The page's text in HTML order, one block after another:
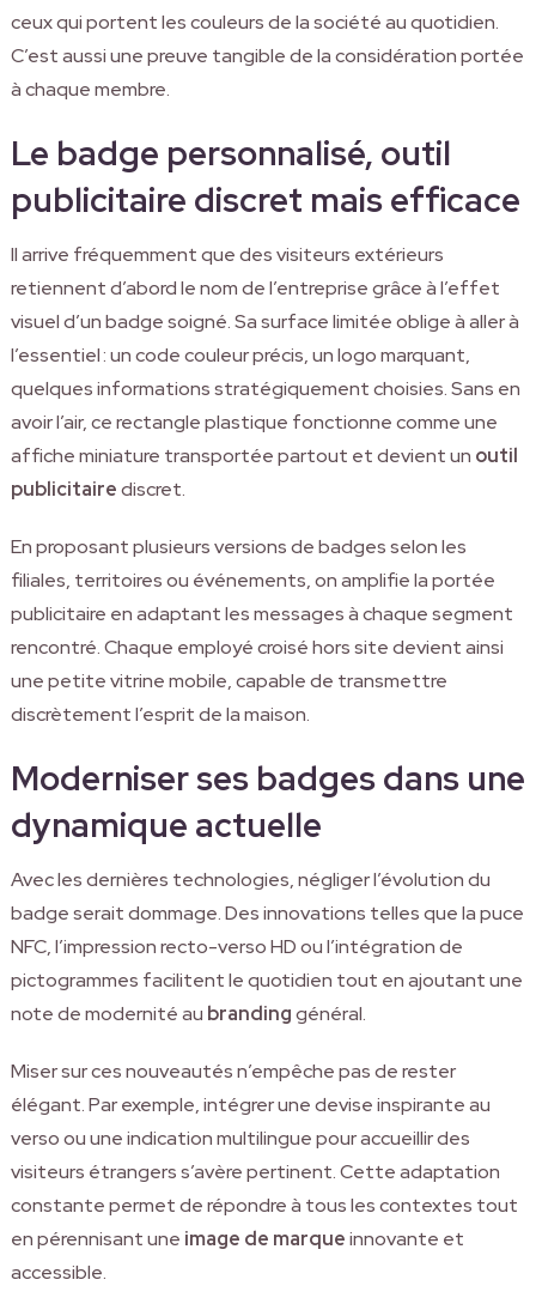
ceux qui portent les couleurs de la société au quotidien.
C’est aussi une preuve tangible de la considération portée
à chaque membre.
Le badge personnalisé, outil
publicitaire discret mais efficace
Il arrive fréquemment que des visiteurs extérieurs
retiennent d’abord le nom de l’entreprise grâce à l’effet
visuel d’un badge soigné. Sa surface limitée oblige à aller à
l’essentiel : un code couleur précis, un logo marquant,
quelques informations stratégiquement choisies. Sans en
avoir l’air, ce rectangle plastique fonctionne comme une
affiche miniature transportée partout et devient un outil
publicitairediscret.
En proposant plusieurs versions de badges selon les
filiales, territoires ou événements, on amplifie la portée
publicitaire en adaptant les messages à chaque segment
rencontré. Chaque employé croisé hors site devient ainsi
une petite vitrine mobile, capable de transmettre
discrètement l’esprit de la maison.
Moderniser ses badges dans une
dynamique actuelle
Avec les dernières technologies, négliger l’évolution du
badge serait dommage. Des innovations telles que la puce
NFC, l’impression recto-verso HD ou l’intégration de
pictogrammes facilitent le quotidien tout en ajoutant une
note de modernité au brandinggénéral.
Miser sur ces nouveautés n’empêche pas de rester
élégant. Par exemple, intégrer une devise inspirante au
verso ou une indication multilingue pour accueillir des
visiteurs étrangers s’avère pertinent. Cette adaptation
constante permet de répondre à tous les contextes tout
en pérennisant une image de marqueinnovante et
accessible.